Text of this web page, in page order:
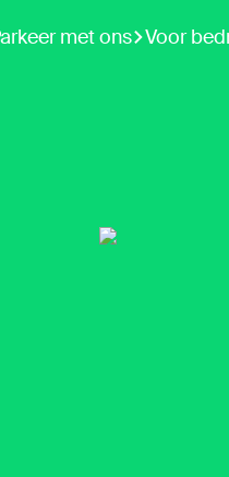
met ons Voor